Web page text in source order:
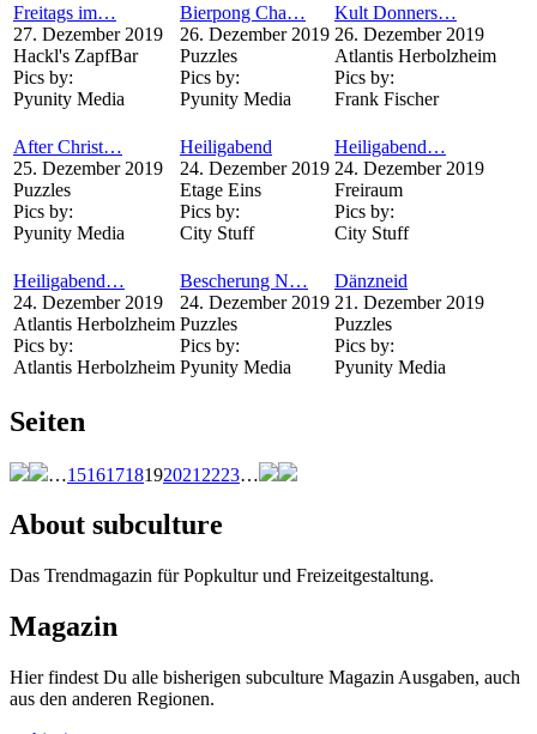
Freitags im…
27. Dezember 2019
Hackl's ZapfBar
Pics by:
Pyunity Media
Bierpong Cha…
26. Dezember 2019
Puzzles
Pics by:
Pyunity Media
Kult Donners…
26. Dezember 2019
Atlantis Herbolzheim
Pics by:
Frank Fischer
After Christ…
25. Dezember 2019
Puzzles
Pics by:
Pyunity Media
Heiligabend
24. Dezember 2019
Etage Eins
Pics by:
City Stuff
Heiligabend…
24. Dezember 2019
Freiraum
Pics by:
City Stuff
Heiligabend…
24. Dezember 2019
Atlantis Herbolzheim
Pics by:
Atlantis Herbolzheim
Bescherung N…
24. Dezember 2019
Puzzles
Pics by:
Pyunity Media
Dänzneid
21. Dezember 2019
Puzzles
Pics by:
Pyunity Media
Seiten
…15161718192021 2223…
About subculture
Das Trendmagazin für Popkultur und Freizeitgestaltung.
Magazin
Hier findest Du alle bisherigen subculture Magazin Ausgaben, auch
aus den anderen Regionen.